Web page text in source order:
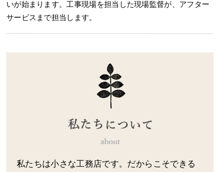
いが始まります。工事現場を担当した現場監督が、アフター
サービスまで担当します。
私たちは小さな工務店です。だからこそできる